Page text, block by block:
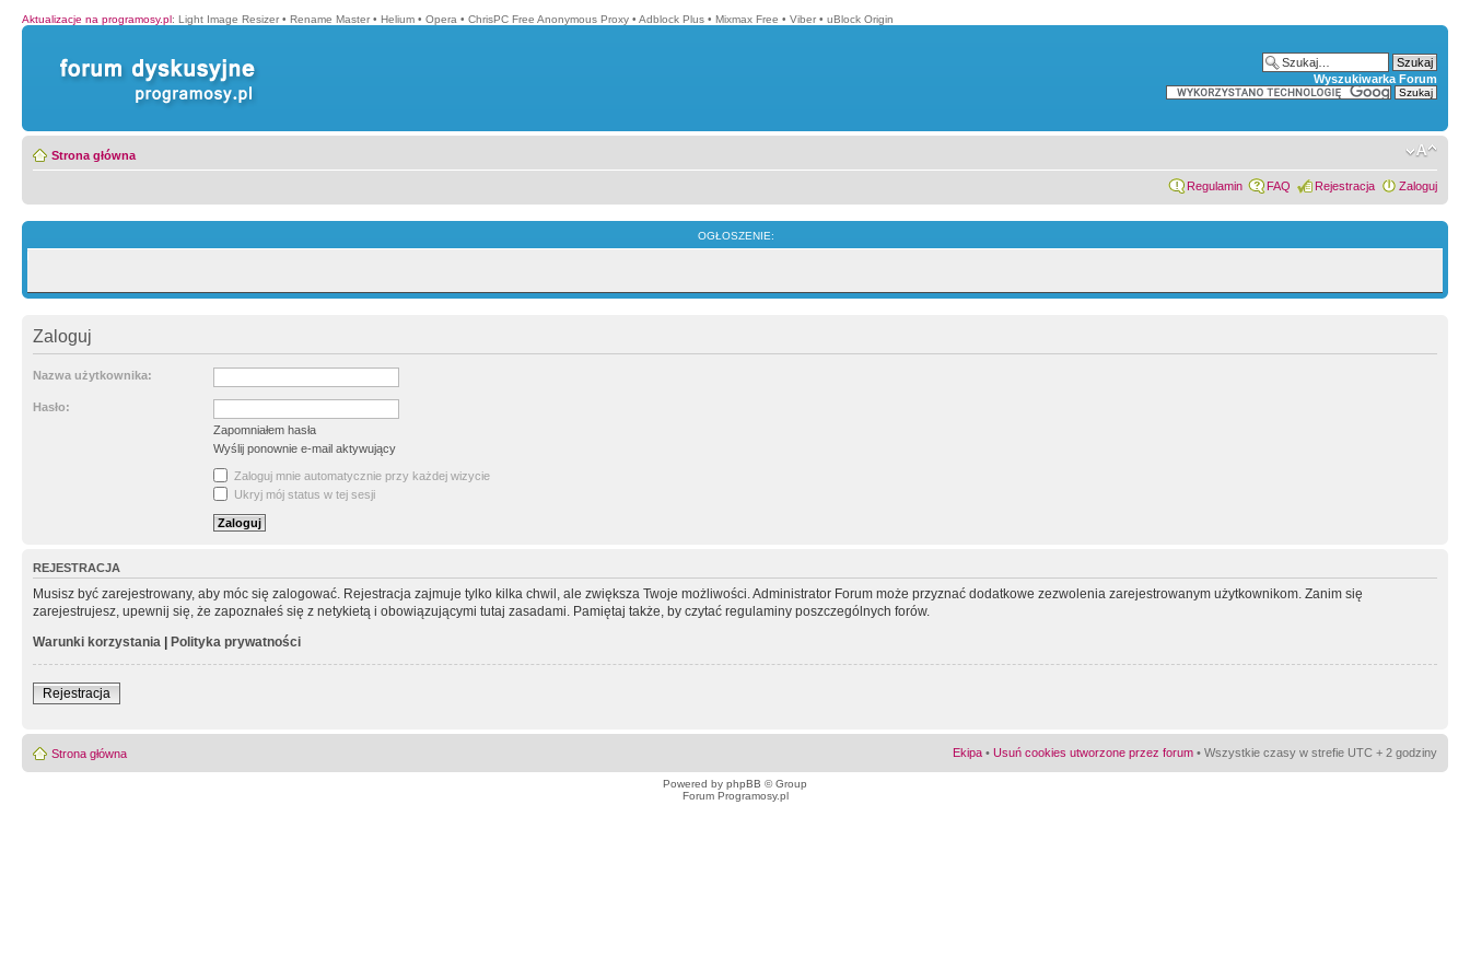
Aktualizacje na programosy.pl: Light Image Resizer • Rename Master • Helium • Opera • ChrisPC Free Anonymous Proxy • Adblock Plus • Mixmax Free • Viber • uBlock Origin
Wyszukiwarka Forum
Strona główna
Regulamin FAQ Rejestracja Zaloguj
OGŁOSZENIE:
Zaloguj
Nazwa użytkownika:
Hasło:
Zapomniałem hasła
Wyślij ponownie e-mail aktywujący
Zaloguj mnie automatycznie przy każdej wizycie
Ukryj mój status w tej sesji
REJESTRACJA
Musisz być zarejestrowany, aby móc się zalogować. Rejestracja zajmuje tylko kilka chwil, ale zwiększa Twoje możliwości. Administrator Forum może przyznać dodatkowe zezwolenia zarejestrowanym użytkownikom. Zanim się
zarejestrujesz, upewnij się, że zapoznałeś się z netykietą i obowiązującymi tutaj zasadami. Pamiętaj także, by czytać regulaminy poszczególnych forów.
Warunki korzystania | Polityka prywatności
Rejestracja
Strona główna Ekipa • Usuń cookies utworzone przez forum • Wszystkie czasy w strefie UTC + 2 godziny
Powered by phpBB © Group
Forum Programosy.pl